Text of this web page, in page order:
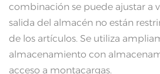
combinación se puede ajustar a
salida del almacén no están
de los artículos. Se utiliza
almacenamiento con
acceso a montacargas.